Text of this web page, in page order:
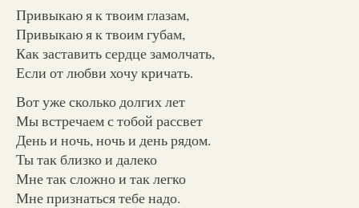
Привыкаю я к твоим глазам,
Привыкаю я к твоим губам,
Как заставить сердце замолчать,
Если от любви хочу кричать.
Вот уже сколько долгих лет
Мы встречаем с тобой рассвет
День и ночь, ночь и день рядом.
Ты так близко и далеко
Мне так сложно и так легко
Мне признаться тебе надо.